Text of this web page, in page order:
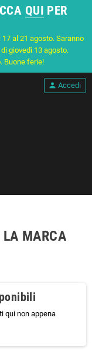
QUI PER
al 21 agosto. Saranno
giovedì 13 agosto.
. Buone ferie!
person Accedi
LA MARCA
qui non appena